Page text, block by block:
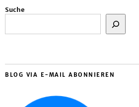
Suche
BLOG VIA E-MAIL ABONNIEREN